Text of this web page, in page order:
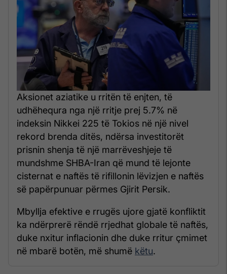
Aksionet aziatike u rritën të enjten, të
udhëhequra nga një rritje prej 5.7% në
indeksin Nikkei 225 të Tokios në një nivel
rekord brenda ditës, ndërsa investitorët
prisnin shenja të një marrëveshjeje të
mundshme SHBA-Iran që mund të lejonte
cisternat e naftës të rifillonin lëvizjen e naftës
së papërpunuar përmes Gjirit Persik.
Mbyllja efektive e rrugës ujore gjatë konfliktit
ka ndërprerë rëndë rrjedhat globale të naftës,
duke nxitur inflacionin dhe duke rritur çmimet
në mbarë botën, më shumë këtu.